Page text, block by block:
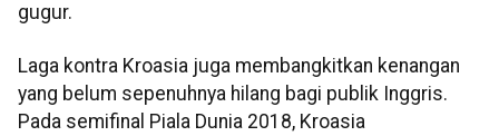
gugur.
Laga kontra Kroasia juga membangkitkan kenangan
yang belum sepenuhnya hilang bagi publik Inggris.
Pada semifinal Piala Dunia 2018, Kroasia